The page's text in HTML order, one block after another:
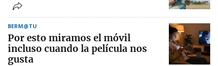
BERM@TU
Por esto miramos el móvil
incluso cuando la película nos
gusta